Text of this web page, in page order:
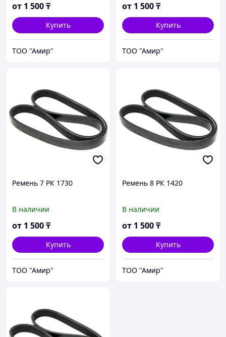
от 1 500₸
Купить
ТОО "Амир"
от 1 500₸
Купить
ТОО "Амир"
Ремень 7 РК 1730
В наличии
от 1 500₸
Купить
ТОО "Амир"
Ремень 8 РК 1420
В наличии
от 1 500₸
Купить
ТОО "Амир"